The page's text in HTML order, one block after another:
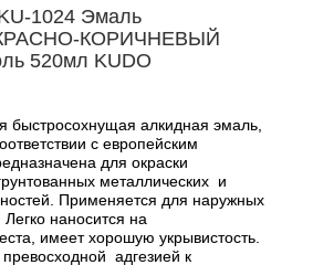
1024 Эмаль
КРАСНО-КОРИЧНЕВЫЙ
520мл KUDO
быстросохнущая алкидная эмаль,
с европейским
для окраски
металлических и
Применяется для наружных
наносится на
имеет хорошую укрывистость.
адгезией к